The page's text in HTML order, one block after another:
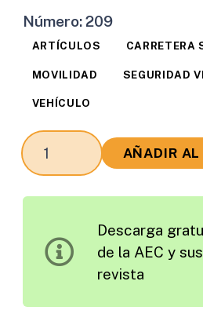
Número:209
ARTÍCULOS CARRETERA
MOVILIDAD SEGURIDAD
VEHÍCULO
Movilidad
Segura:
Transporte
Motorizado
AÑADIR AL
Descarga
de la AEC y
revista